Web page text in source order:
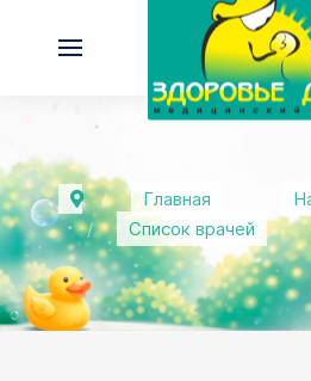
Главная
Список врачей